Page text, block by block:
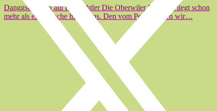
Danggschön an alli Fasnächtler Die Oberwiler Fasnacht liegt schon
mehr als eine Woche hinter uns. Den vom Petrus lassen wir…